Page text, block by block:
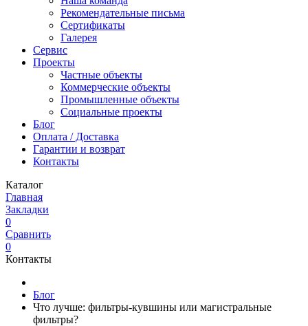
Рекомендательные письма
Сертификаты
Галерея
Сервис
Проекты
Частные объекты
Коммерческие объекты
Промышленные объекты
Социальные проекты
Блог
Оплата / Доставка
Гарантии и возврат
Контакты
Каталог
Главная
Закладки
0
Сравнить
0
Контакты
Блог
Что лучше: фильтры-кувшины или магистральные
фильтры?